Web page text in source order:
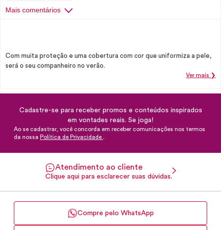
Mais comentários
Com muita proteção e uma cobertura com cor que uniformiza a pele,
será o seu companheiro no verão.
Ver mais ❯
Cadastre-se para receber promos e conteúdos inspirados
em vontades reais. Se joga!
Ao se cadastrar, você concorda em receber comunicações nos termos
da nossa Política de Privacidade .
Atendimento ao cliente
Clique aqui para esclarecer suas dúvidas.
Compre pelo WhatsApp